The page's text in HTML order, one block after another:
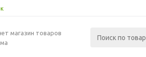
магазин товаров